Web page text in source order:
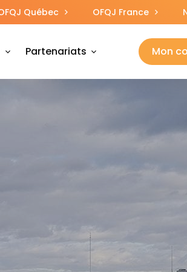
Québec OFQJ France
Partenariats Mon